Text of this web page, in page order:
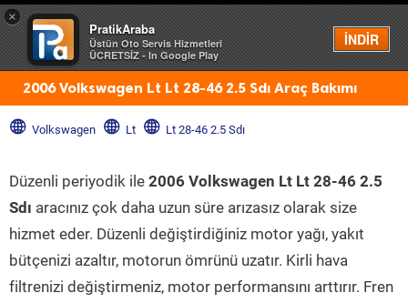
×
PratikAraba
Üstün Oto Servis Hizmetleri
ÜCRETSİZ - In Google Play
İNDİR
Menü
2006 Volkswagen Lt Lt 28-46 2.5 Sdı Araç Bakımı
Volkswagen Lt Lt 28-46 2.5 Sdı
Düzenli periyodik ile 2006 Volkswagen Lt Lt 28-46 2.5
Sdı aracınız çok daha uzun süre arızasız olarak size
hizmet eder. Düzenli değiştirdiğiniz motor yağı, yakıt
bütçenizi azaltır, motorun ömrünü uzatır. Kirli hava
filtrenizi değiştirmeniz, motor performansını arttırır. Fren